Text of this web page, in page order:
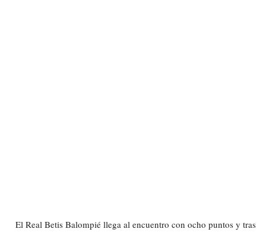
El Real Betis Balompié llega al encuentro con ocho puntos y tras